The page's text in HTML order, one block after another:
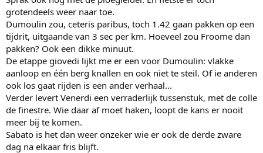
grotendeels weer naar toe.
Dumoulin zou, ceteris paribus, toch 1.42 gaan pakken op een
tijdrit, uitgaande van 3 sec per km. Hoeveel zou Froome dan
pakken? Ook een dikke minuut.
De etappe giovedi lijkt me er een voor Dumoulin: vlakke
aanloop en één berg knallen en ook niet te steil. Of ie anderen
ook los gaat rijden is een ander verhaal...
Verder levert Venerdi een verraderlijk tussenstuk, met de colle
de finestre. Wie daar af moet haken, loopt de kans er nooit
meer bij te komen.
Sabato is het dan weer onzeker wie er ook de derde zware
dag na elkaar fris blijft.